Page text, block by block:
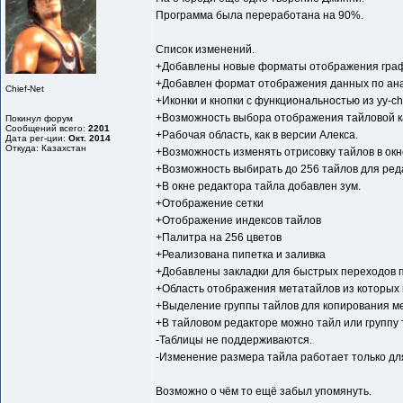
Chief-Net
Покинул форум
Сообщений всего: 2201
Дата рег-ции: Окт. 2014
Откуда: Казахстан
Программа была переработана на 90%.
Список изменений.
+Добавлены новые форматы отображения
+Добавлен формат отображения данных по
+Иконки и кнопки с функциональностью из yy-
+Возможность выбора отображения тайловой
+Рабочая область, как в версии Алекса.
+Возможность изменять отрисовку тайлов в
+Возможность выбирать до 256 тайлов для
+В окне редактора тайла добавлен зум.
+Отображение сетки
+Отображение индексов тайлов
+Палитра на 256 цветов
+Реализована пипетка и заливка
+Добавлены закладки для быстрых переходов
+Область отображения метатайлов из
+Выделение группы тайлов для копирования
+В тайловом редакторе можно тайл или
-Таблицы не поддерживаются.
-Изменение размера тайла работает только
Возможно о чём то ещё забыл упомянуть.